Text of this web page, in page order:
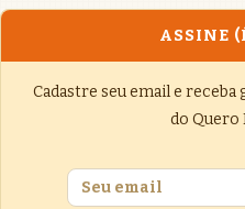
ASSINE
Cadastre seu email e
do Quero